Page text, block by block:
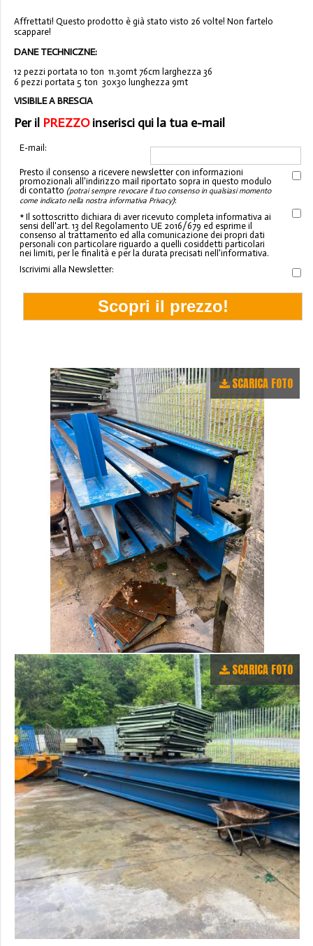
Affrettati! Questo prodotto è già stato visto 26 volte! Non fartelo
scappare!
DANE TECHNICZNE:
12 pezzi portata 10 ton 11.30mt 76cm larghezza 36
6 pezzi portata 5 ton 30x30 lunghezza 9mt
VISIBILE A BRESCIA
Per il PREZZOinserisci qui la tua e-mail
E-mail:
Presto il consenso a ricevere newsletter con informazioni
promozionali all'indirizzo mail riportato sopra in questo modulo
di contatto (potrai sempre revocare il tuo consenso in qualsiasi momento
come indicato nella nostra informativa Privacy):
* Il sottoscritto dichiara di aver ricevuto completa informativa ai
sensi dell'art. 13 del Regolamento UE 2016/679 ed esprime il
consenso al trattamento ed alla comunicazione dei propri dati
personali con particolare riguardo a quelli cosiddetti particolari
nei limiti, per le finalità e per la durata precisati nell'informativa.
Iscrivimi alla Newsletter:
SCARICA FOTO
SCARICA FOTO